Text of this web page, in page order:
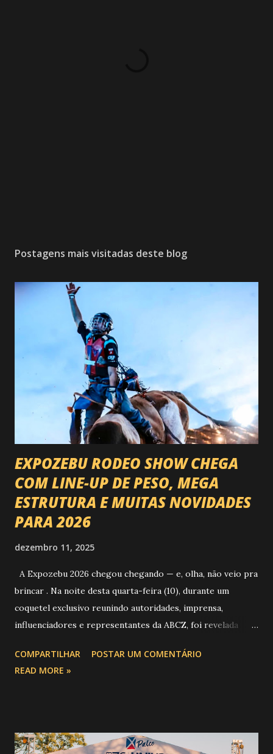
Postagens mais visitadas deste blog
EXPOZEBU RODEO SHOW CHEGA
COM LINE-UP DE PESO, MEGA
ESTRUTURA E MUITAS NOVIDADES
PARA 2026
dezembro 11, 2025
A Expozebu 2026 chegou chegando — e, olha, não veio pra
brincar . Na noite desta quarta-feira (10), durante um
coquetel exclusivo reunindo autoridades, imprensa,
influenciadores e representantes da ABCZ, foi revelada
festa : a chegada do Campeonato de Montarias em Touros
do Circuito Rancho Primavera (CRP) , a maior companhia de
impacto é tão grande que o evento até mudou de nome:
COMPARTILHAR
POSTAR UM COMENTÁRIO
READ MORE »